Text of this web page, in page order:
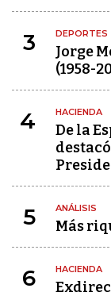
3 DEPORTES
Jorge
(1958-
4 HACIENDA
De la
5 ANÁLISIS
Más
6 HACIENDA